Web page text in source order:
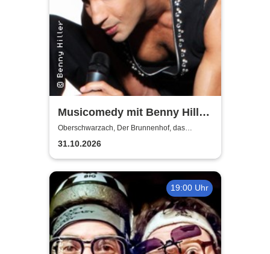
Musicomedy mit Benny Hiller
- Glamour Dinner in 4 Gängen
Oberschwarzach, Der Brunnenhof, das
fränkische Landgasthaus
31.10.2026
19:00 Uhr